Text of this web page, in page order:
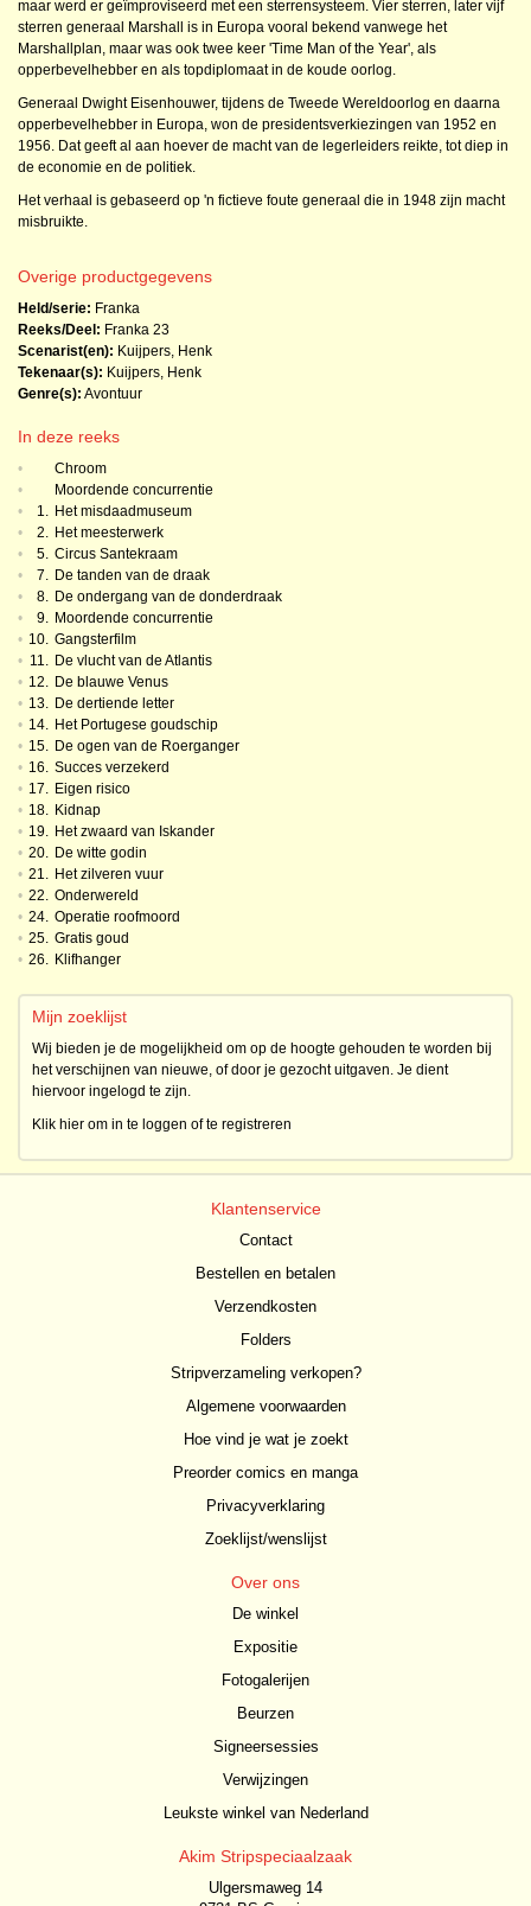
maar werd er geïmproviseerd met een sterrensysteem. Vier sterren, later vijf
sterren generaal Marshall is in Europa vooral bekend vanwege het
Marshallplan, maar was ook twee keer 'Time Man of the Year', als
opperbevelhebber en als topdiplomaat in de koude oorlog.
Generaal Dwight Eisenhouwer, tijdens de Tweede Wereldoorlog en daarna
opperbevelhebber in Europa, won de presidentsverkiezingen van 1952 en
1956. Dat geeft al aan hoever de macht van de legerleiders reikte, tot diep in
de economie en de politiek.
Het verhaal is gebaseerd op 'n fictieve foute generaal die in 1948 zijn macht
misbruikte.
Overige productgegevens
Held/serie: Franka
Reeks/Deel: Franka 23
Scenarist(en): Kuijpers, Henk
Tekenaar(s): Kuijpers, Henk
Genre(s): Avontuur
In deze reeks
•
Chroom
•
Moordende concurrentie
•
1. Het misdaadmuseum
•
2. Het meesterwerk
•
5. Circus Santekraam
•
7. De tanden van de draak
•
8. De ondergang van de donderdraak
•
9. Moordende concurrentie
• 10. Gangsterfilm
• 11. De vlucht van de Atlantis
• 12. De blauwe Venus
• 13. De dertiende letter
• 14. Het Portugese goudschip
• 15. De ogen van de Roerganger
• 16. Succes verzekerd
• 17. Eigen risico
• 18. Kidnap
• 19. Het zwaard van Iskander
• 20. De witte godin
• 21. Het zilveren vuur
• 22. Onderwereld
• 24. Operatie roofmoord
• 25. Gratis goud
• 26. Klifhanger
Mijn zoeklijst
Wij bieden je de mogelijkheid om op de hoogte gehouden te worden bij
het verschijnen van nieuwe, of door je gezocht uitgaven. Je dient
hiervoor ingelogd te zijn.
Klik hier om in te loggen of te registreren
Klantenservice
Contact
Bestellen en betalen
Verzendkosten
Folders
Stripverzameling verkopen?
Algemene voorwaarden
Hoe vind je wat je zoekt
Preorder comics en manga
Privacyverklaring
Zoeklijst/wenslijst
Over ons
De winkel
Expositie
Fotogalerijen
Beurzen
Signeersessies
Verwijzingen
Leukste winkel van Nederland
Akim Stripspeciaalzaak
Ulgersmaweg 14